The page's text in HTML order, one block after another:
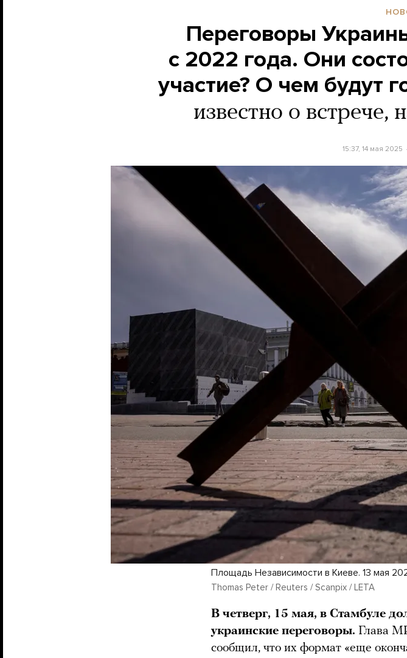
Переговоры
с 2022 года. Они
участие? О чем будут
известно о встрече,
15:37, 14 мая 2025
Площадь Независимости в Киеве. 13 мая
Thomas Peter / Reuters / Scanpix / LETA
В четверг, 15 мая, в Стамбуле
украинские переговоры. Глава
сообщил, что их формат «еще